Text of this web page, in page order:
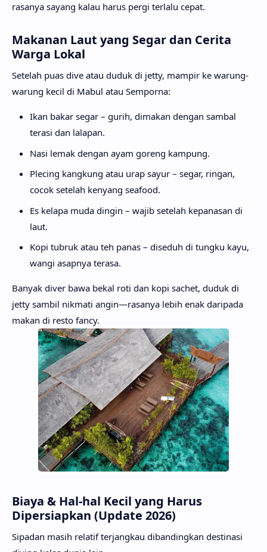
rasanya sayang kalau harus pergi terlalu cepat.
Makanan Laut yang Segar dan Cerita
Warga Lokal
Setelah puas dive atau duduk di jetty, mampir ke warung-
warung kecil di Mabul atau Semporna:
Ikan bakar segar – gurih, dimakan dengan sambal
terasi dan lalapan.
Nasi lemak dengan ayam goreng kampung.
Plecing kangkung atau urap sayur – segar, ringan,
cocok setelah kenyang seafood.
Es kelapa muda dingin – wajib setelah kepanasan di
laut.
Kopi tubruk atau teh panas – diseduh di tungku kayu,
wangi asapnya terasa.
Banyak diver bawa bekal roti dan kopi sachet, duduk di
jetty sambil nikmati angin—rasanya lebih enak daripada
makan di resto fancy.
Biaya & Hal-hal Kecil yang Harus
Dipersiapkan (Update 2026)
Sipadan masih relatif terjangkau dibandingkan destinasi